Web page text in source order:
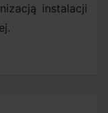
instalacji